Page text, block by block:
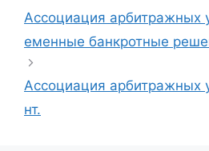
Ассоциация арбитражных
еменные банкротные
Ассоциация арбитражных
нт.